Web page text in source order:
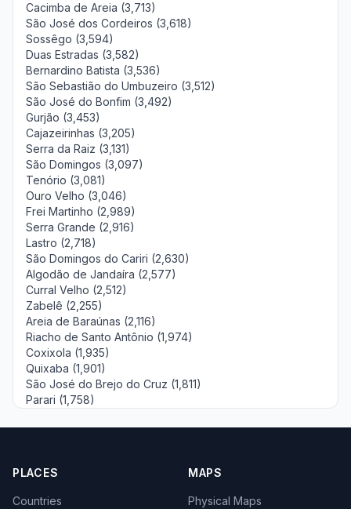
Cacimba de Areia (3,713)
São José dos Cordeiros (3,618)
Sossêgo (3,594)
Duas Estradas (3,582)
Bernardino Batista (3,536)
São Sebastião do Umbuzeiro (3,512)
São José do Bonfim (3,492)
Gurjão (3,453)
Cajazeirinhas (3,205)
Serra da Raiz (3,131)
São Domingos (3,097)
Tenório (3,081)
Ouro Velho (3,046)
Frei Martinho (2,989)
Serra Grande (2,916)
Lastro (2,718)
São Domingos do Cariri (2,630)
Algodão de Jandaíra (2,577)
Curral Velho (2,512)
Zabelê (2,255)
Areia de Baraúnas (2,116)
Riacho de Santo Antônio (1,974)
Coxixola (1,935)
Quixaba (1,901)
São José do Brejo do Cruz (1,811)
Parari (1,758)
PLACES
Countries
MAPS
Physical Maps